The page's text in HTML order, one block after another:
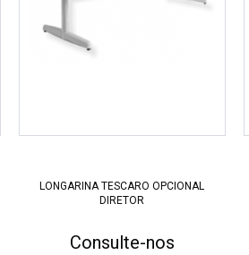
LONGARINA TESCARO OPCIONAL
DIRETOR
Consulte-nos